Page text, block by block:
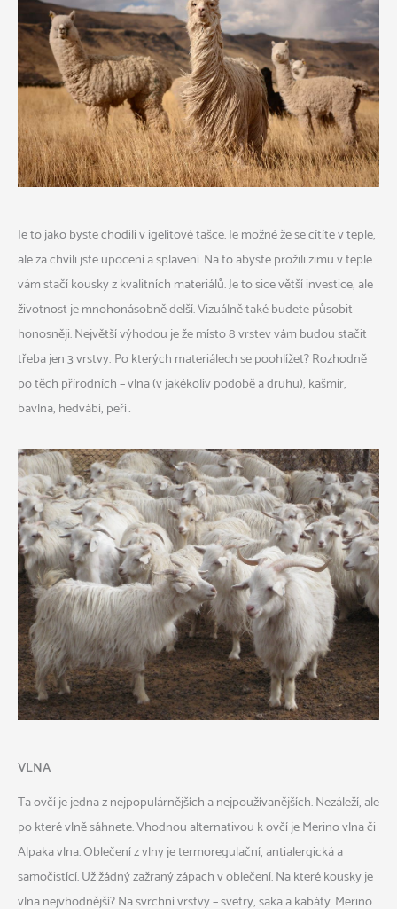
Je to jako byste chodili v igelitové tašce. Je možné že se cítíte v teple,
ale za chvíli jste upocení a splavení. Na to abyste prožili zimu v teple
vám stačí kousky z kvalitních materiálů. Je to sice větší investice, ale
životnost je mnohonásobně delší. Vizuálně také budete působit
honosněji. Největší výhodou je že místo 8 vrstev vám budou stačit
třeba jen 3 vrstvy. Po kterých materiálech se poohlížet? Rozhodně
po těch přírodních – vlna (v jakékoliv podobě a druhu), kašmír,
bavlna, hedvábí, peří…
VLNA
Ta ovčí je jedna z nejpopulárnějších a nejpoužívanějších. Nezáleží, ale
po které vlně sáhnete. Vhodnou alternativou k ovčí je Merino vlna či
Alpaka vlna. Oblečení z vlny je termoregulační, antialergická a
samočistící. Už žádný zažraný zápach v oblečení. Na které kousky je
vlna nejvhodnější? Na svrchní vrstvy – svetry, saka a kabáty.Merino